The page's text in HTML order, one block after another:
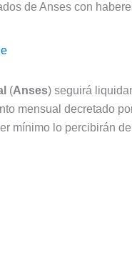
de Anses con
(Anses) seguirá
mensual decretado
mínimo lo percibirán